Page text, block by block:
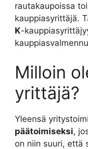
rautakaupoissa
kauppiasyrittäjä.
K-
Milloin
yrittäjä?
Yleensä
päätoimiseksi,
on niin suuri, että